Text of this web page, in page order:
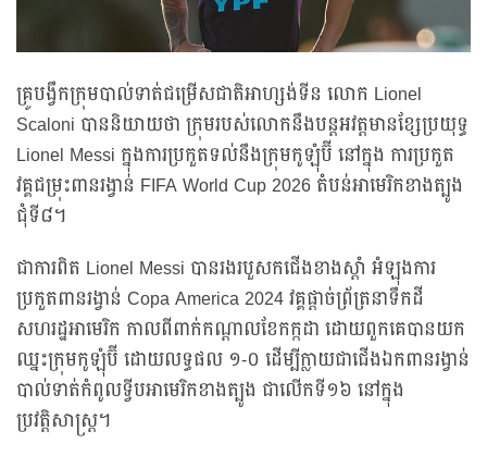
គ្រូបង្វឹកក្រុមបាល់ទាត់ជម្រើសជាតិអាហ្សង់ទីន លោក Lionel
Scaloni បាននិយាយថា ក្រុមរបស់លោកនឹងបន្តអវត្តមានខ្សែប្រយុទ្ធ
Lionel Messi ក្នុងការប្រកួតទល់នឹងក្រុមកូឡុំប៊ី នៅក្នុង ការប្រកួត
វគ្គជម្រុះពានរង្វាន់ FIFA World Cup 2026 តំបន់អាមេរិកខាងត្បូង
ជុំទី៨។
ជាការពិត Lionel Messi បានរងរបួសកជើងខាងស្តាំ អំឡុងការ
ប្រកួតពានរង្វាន់ Copa America 2024 វគ្គផ្តាច់ព្រ័ត្រនាទឹកដី
សហរដ្ឋអាមេរិក កាលពីពាក់កណ្តាលខែកក្កដា ដោយពួកគេបានយក
ឈ្នះក្រុមកូឡុំប៊ី ដោយលទ្ធផល ១-០ ដើម្បីក្លាយជាជើងឯកពានរង្វាន់
បាល់ទាត់កំពូលទ្វីបអាមេរិកខាងត្បូង ជាលើកទី១៦ នៅក្នុង
ប្រវត្តិសាស្ត្រ។